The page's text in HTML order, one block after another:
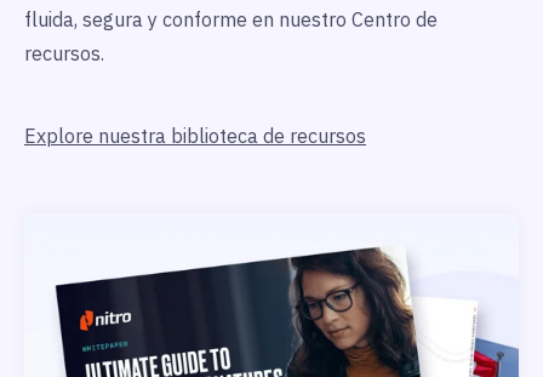
fluida, segura y conforme en nuestro Centro de
recursos.
Explore nuestra biblioteca de recursos